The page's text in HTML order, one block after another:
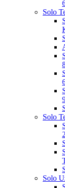
Solo
Solo
Solo